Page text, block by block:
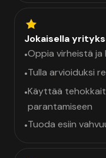
Jokaisella
•Oppia virheistä ja
•Tulla arvioiduksi
•Käyttää
parantamiseen
•Tuoda esiin